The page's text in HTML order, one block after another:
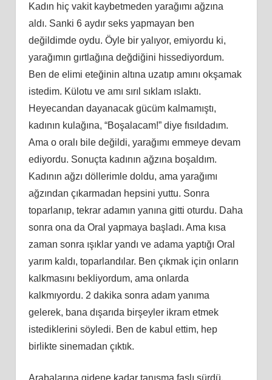
Kadın hiç vakit kaybetmeden yarağımı ağzına
aldı. Sanki 6 aydır seks yapmayan ben
değildimde oydu. Öyle bir yalıyor, emiyordu ki,
yarağımın gırtlağına değdiğini hissediyordum.
Ben de elimi eteğinin altına uzatıp amını okşamak
istedim. Külotu ve amı sırıl sıklam ıslaktı.
Heyecandan dayanacak gücüm kalmamıştı,
kadının kulağına, “Boşalacam!” diye fısıldadım.
Ama o oralı bile değildi, yarağımı emmeye devam
ediyordu. Sonuçta kadının ağzına boşaldım.
Kadının ağzı döllerimle doldu, ama yarağımı
ağzından çıkarmadan hepsini yuttu. Sonra
toparlanıp, tekrar adamın yanına gitti oturdu. Daha
sonra ona da Oral yapmaya başladı. Ama kısa
zaman sonra ışıklar yandı ve adama yaptığı Oral
yarım kaldı, toparlandılar. Ben çıkmak için onların
kalkmasını bekliyordum, ama onlarda
kalkmıyordu. 2 dakika sonra adam yanıma
gelerek, bana dışarıda birşeyler ikram etmek
istediklerini söyledi. Ben de kabul ettim, hep
birlikte sinemadan çıktık.
Arabalarına gidene kadar tanışma faslı sürdü.